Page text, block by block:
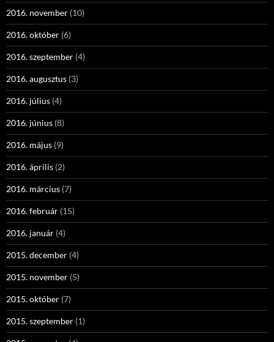
2016. november (10)
2016. október (6)
2016. szeptember (4)
2016. augusztus (3)
2016. július (4)
2016. június (8)
2016. május (9)
2016. április (2)
2016. március (7)
2016. február (15)
2016. január (4)
2015. december (4)
2015. november (5)
2015. október (7)
2015. szeptember (1)